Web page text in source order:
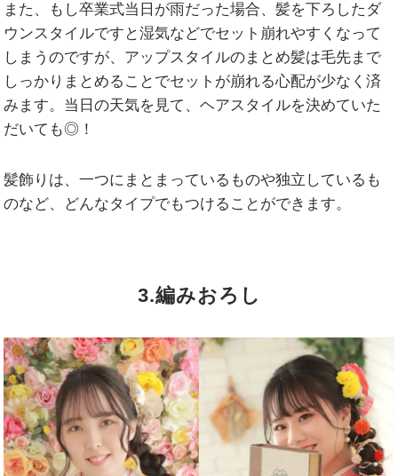
また、もし卒業式当日が雨だった場合、髪を下ろしたダ
ウンスタイルですと湿気などでセット崩れやすくなって
しまうのですが、アップスタイルのまとめ髪は毛先まで
しっかりまとめることでセットが崩れる心配が少なく済
みます。当日の天気を見て、ヘアスタイルを決めていた
だいても◎！
髪飾りは、一つにまとまっているものや独立しているも
のなど、どんなタイプでもつけることができます。
3.編みおろし